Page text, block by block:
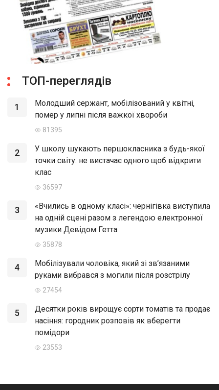
ТОП-переглядів
1
Молодший сержант, мобілізований у квітні,
помер у липні після важкої хвороби
81395
2
У школу шукають першокласника з будь-якої
точки світу: не вистачає одного щоб відкрити
клас
36597
3
«Вчились в одному класі»: чернігівка виступила
на одній сцені разом з легендою електронної
музики Девідом Гетта
35878
4
Мобілізували чоловіка, який зі зв’язаними
руками вибрався з могили після розстрілу
27454
5
Десятки років вирощує сорти томатів та продає
насіння: городник розповів як вберегти
помідори
23553